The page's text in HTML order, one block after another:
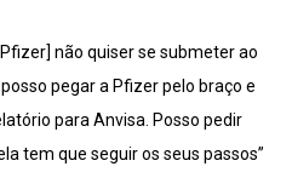
não quiser se submeter ao
pegar a Pfizer pelo braço e
para Anvisa. Posso pedir
tem que seguir os seus passos”